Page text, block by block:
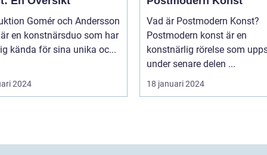
och Andersson
en konstnärsduo som har
kända för sina unika oc...
2024
Vad är Postmodern Konst?
Postmodern konst är en
konstnärlig rörelse som
under senare delen ...
18 januari 2024